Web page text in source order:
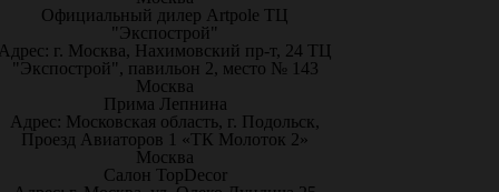
Официальный дилер Artpole ТЦ
"Экспострой"
г. Москва, Нахимовский пр-т, 24 ТЦ
"Экспострой", павильон 2, место № 143
Москва
Прима Лепнина
Адрес: Московская область, г. Подольск,
Проезд Авиаторов 1 «ТК Молоток 2»
Москва
Салон TopDecor